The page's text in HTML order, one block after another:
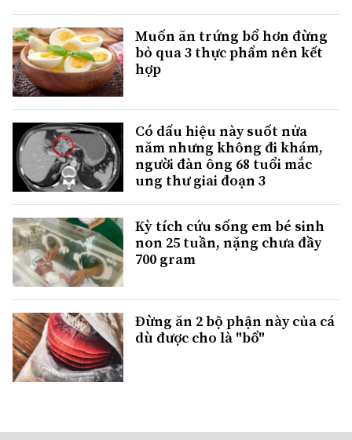
Muốn ăn trứng bổ hơn đừng
bỏ qua 3 thực phẩm nên kết
hợp
Có dấu hiệu này suốt nửa
năm nhưng không đi khám,
người đàn ông 68 tuổi mắc
ung thư giai đoạn 3
Kỳ tích cứu sống em bé sinh
non 25 tuần, nặng chưa đầy
700 gram
Đừng ăn 2 bộ phận này của cá
dù được cho là "bổ"